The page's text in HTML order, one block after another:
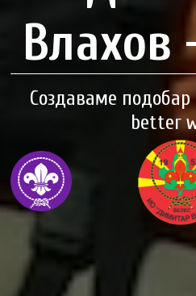
Влахов
Создаваме
better